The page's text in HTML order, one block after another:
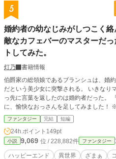
手で押せる：ドクロス
『クマちゃんグッズ
議で奇妙な事件は、自
癒しの魔法で、隙間
ゃん動画系スローライフ。 ◇ かんたんな説
のイケメン達×猫手で
ん。 ※クマちゃん以外はほとんど
ン／イケボ／イケオジ
＆開拓／お料理＆お菓
ルメ＆時々飯テロ／ 謎
／ややチート／ややコ
『旧：クマちゃんと森
5
婚約者の幼なじみがしつこく
敵なカフェバーのマスターだ
トしてみた。
灯乃
書籍情報
伯爵家の総領娘であるブランシュは、婚
だという美少女に突撃される。 いきなりマウントを取ってきた彼女に対し、真
っ先に言葉を返したのは婚約者だった。 『婚約者の幼なじみ』というテンプレ
に
ファンタジー 完結 短編
24h.ポイント 149pt
小説 9,069 位 / 228,882件 ファンタジー
ハッピーエンド 異世界 ざまぁ